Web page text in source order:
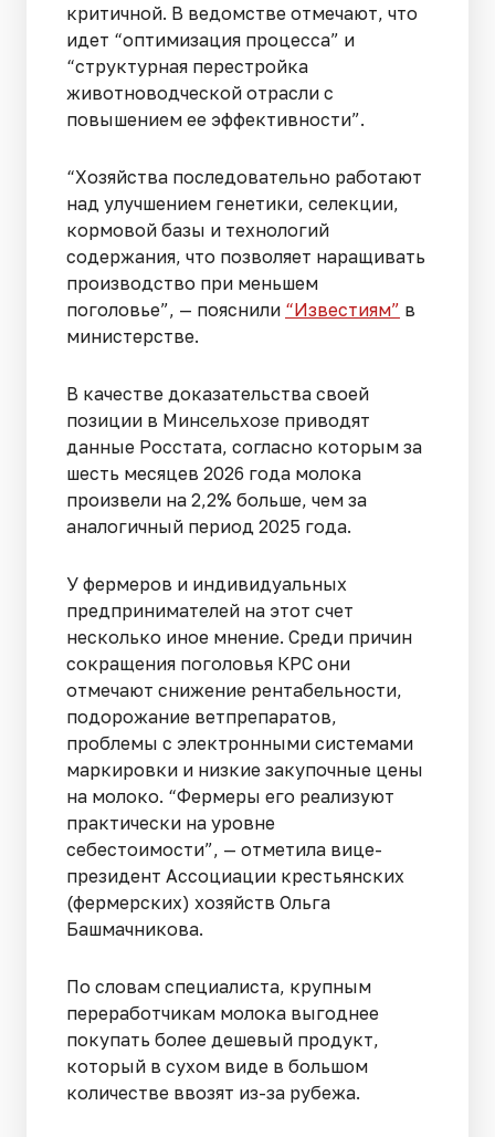
критичной. В ведомстве отмечают, что
идет “оптимизация процесса” и
“структурная перестройка
животноводческой отрасли с
повышением ее эффективности”.
“Хозяйства последовательно работают
над улучшением генетики, селекции,
кормовой базы и технологий
содержания, что позволяет наращивать
производство при меньшем
поголовье”, — пояснили “Известиям” в
министерстве.
В качестве доказательства своей
позиции в Минсельхозе приводят
данные Росстата, согласно которым за
шесть месяцев 2026 года молока
произвели на 2,2% больше, чем за
аналогичный период 2025 года.
У фермеров и индивидуальных
предпринимателей на этот счет
несколько иное мнение. Среди причин
сокращения поголовья КРС они
отмечают снижение рентабельности,
подорожание ветпрепаратов,
проблемы с электронными системами
маркировки и низкие закупочные цены
на молоко. “Фермеры его реализуют
практически на уровне
себестоимости”, — отметила вице-
президент Ассоциации крестьянских
(фермерских) хозяйств Ольга
Башмачникова.
По словам специалиста, крупным
переработчикам молока выгоднее
покупать более дешевый продукт,
который в сухом виде в большом
количестве ввозят из-за рубежа.